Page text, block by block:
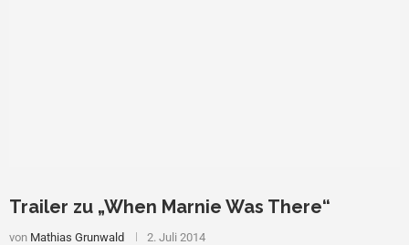
Trailer zu „When Marnie Was There“
von Mathias Grunwald 2. Juli 2014